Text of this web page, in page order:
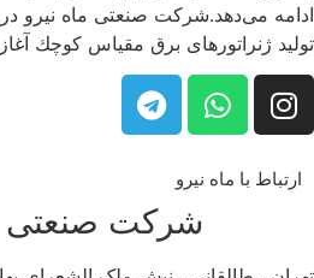
تولید ژنراتورهای برق مقیاس كوچك
ارتباط با ماه نیرو
شرکت صنعتی